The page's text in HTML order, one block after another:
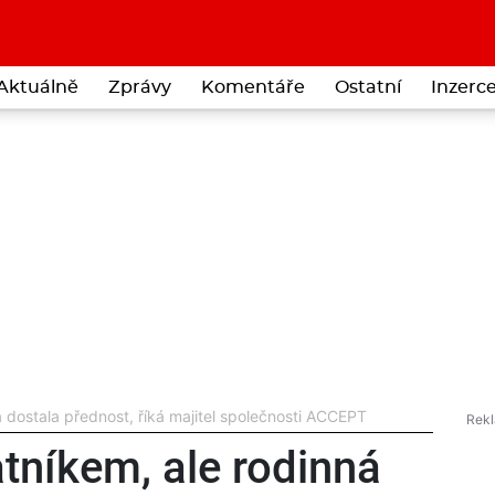
Zprávy Komentáře Ostatní
přednost, říká majitel společnosti ACCEPT
ale rodinná